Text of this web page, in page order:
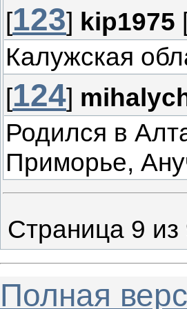
[123] kip1975
Калужская
[124]
Родился в
Приморье,
Страница 9 из
Полная